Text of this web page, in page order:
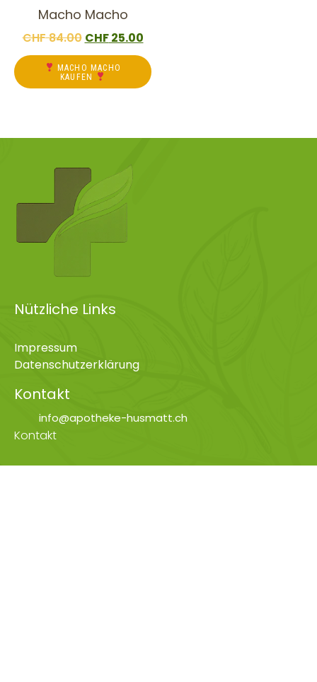
Macho Macho
CHF84.00 CHF25.00
MACHO MACHO
KAUFEN
Nützliche Links
Impressum
Datenschutzerklärung
Kontakt
info@apotheke-husmatt.ch
Kontakt